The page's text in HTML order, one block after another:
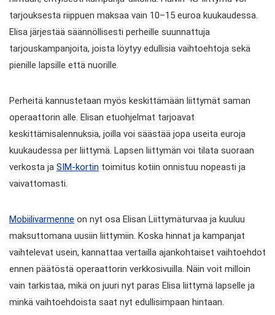
tarjouksesta riippuen maksaa vain 10–15 euroa kuukaudessa.
Elisa järjestää säännöllisesti perheille suunnattuja
tarjouskampanjoita, joista löytyy edullisia vaihtoehtoja sekä
pienille lapsille että nuorille.
Perheitä kannustetaan myös keskittämään liittymät saman
operaattorin alle. Elisan etuohjelmat tarjoavat
keskittämisalennuksia, joilla voi säästää jopa useita euroja
kuukaudessa per liittymä. Lapsen liittymän voi tilata suoraan
verkosta ja SIM-kortin toimitus kotiin onnistuu nopeasti ja
vaivattomasti.
Mobiilivarmenne on nyt osa Elisan Liittymäturvaa ja kuuluu
maksuttomana uusiin liittymiin. Koska hinnat ja kampanjat
vaihtelevat usein, kannattaa vertailla ajankohtaiset vaihtoehdot
ennen päätöstä operaattorin verkkosivuilla. Näin voit milloin
vain tarkistaa, mikä on juuri nyt paras Elisa liittymä lapselle ja
minkä vaihtoehdoista saat nyt edullisimpaan hintaan.